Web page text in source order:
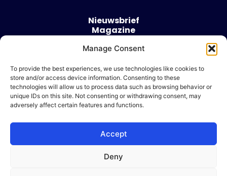
Manage Consent
To provide the best experiences, we use technologies like cookies to
store and/or access device information. Consenting to these
technologies will allow us to process data such as browsing behavior or
unique IDs on this site. Not consenting or withdrawing consent, may
adversely affect certain features and functions.
Accept
Deny
Nieuwsbrief
Magazine
Over
Algemene voorwaarden
Cookie beleid
Ik wil adverteren